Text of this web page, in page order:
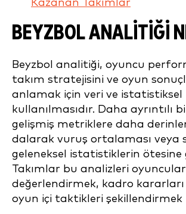
Kazanan Takımlar
BEYZBOL ANALITIĞI
Beyzbol analitiği, oyuncu
takım stratejisini ve oyun
anlamak için veri ve istatistiksel
kullanılmasıdır. Daha ayrıntılı
gelişmiş metriklere daha
dalarak vuruş ortalaması veya
geleneksel istatistiklerin ötesine
Takımlar bu analizleri
değerlendirmek, kadro kararları
oyun içi taktikleri şekillendirmek